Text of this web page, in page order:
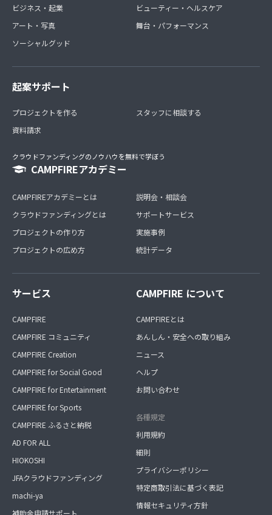
ビジネス・起業
アート・写真
ソーシャルグッド
ビューティー・ヘルスケア
舞台・パフォーマンス
起案サポート
プロジェクトを作る
資料請求
スタッフに相談する
クラウドファンディングのノウハウを無料で学ぼう
CAMPFIREアカデミー
CAMPFIREアカデミーとは
クラウドファンディングとは
プロジェクトの作り方
プロジェクトの広め方
説明会・相談会
サポートサービス
実施事例
統計データ
サービス
CAMPFIRE
CAMPFIRE コミュニティ
CAMPFIRE Creation
CAMPFIRE for Social Good
CAMPFIRE for Entertainment
CAMPFIRE for Sports
CAMPFIRE ふるさと納税
AD FOR ALL
HIOKOSHI
JFAクラウドファンディング
machi-ya
CAMPFIRE について
CAMPFIREとは
あんしん・安全への取り組み
ニュース
ヘルプ
お問い合わせ
各種規定
利用規約
細則
プライバシーポリシー
特定商取引法に基づく表記
情報セキュリティ方針